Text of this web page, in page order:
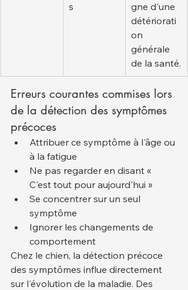
s
gne d'une
détériorati
on
générale
de la santé.
Erreurs courantes commises lors
de la détection des symptômes
précoces
Attribuer ce symptôme à l'âge ou
à la fatigue
Ne pas regarder en disant «
C'est tout pour aujourd'hui »
Se concentrer sur un seul
symptôme
Ignorer les changements de
comportement
Chez le chien, la détection précoce
des symptômes influe directement
sur l'évolution de la maladie. Des